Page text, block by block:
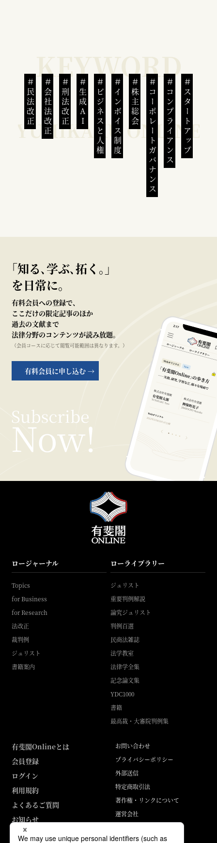
民法改正 会社法改正 刑法改正 生成AI ビジネスと人権インボイス制度 株主総会 コーポレートガバナンスコンプライアンススタートアップ
｢知る､学ぶ､拓く｡｣
を日常に。
有料会員への登録で、
ここだけの限定記事のほか
過去の文献まで
法律分野のコンテンツが読み放題。
（会員コースに応じて閲覧可能範囲は異なります。）
有料会員に申し込む →
ロージャーナル
Topics
for Business
for Research
法改正
裁判例
ジュリスト
書籍案内
ローライブラリー
ジュリスト
重要判例解説
論究ジュリスト
判例百選
民商法雑誌
法学教室
法律学全集
記念論文集
YDC1000
書籍
最高裁・大審院判例集
有斐閣Onlineとは
会員登録
ログイン
利用規約
よくあるご質問
お知らせ
お問い合わせ
プライバシーポリシー
外部送信
特定商取引法
著作権・リンクについて
運営会社